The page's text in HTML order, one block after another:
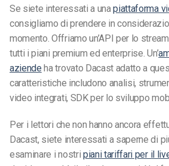
Se siete interessati a unapiattaforma
consigliamo di prendere in
momento. Offriamo un’API per lo
tutti i piani premium ed enterprise. Un’
aziende ha trovato Dacast adatto a
caratteristiche includono analisi,
video integrati, SDK per lo sviluppo
Per i lettori che non hanno ancora
Dacast, siete interessati a saperne di
esaminare i nostri piani tariffari per il